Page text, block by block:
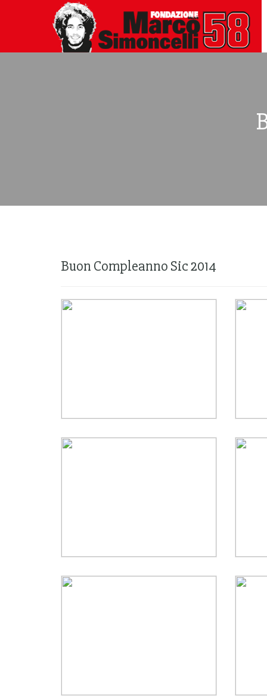
Buon Compleanno Sic 2014